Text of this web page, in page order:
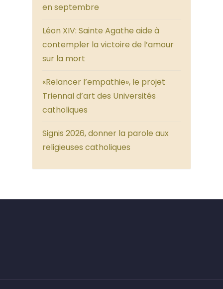
en septembre
Léon XIV: Sainte Agathe aide à
contempler la victoire de l’amour
sur la mort
«Relancer l’empathie», le projet
Triennal d’art des Universités
catholiques
Signis 2026, donner la parole aux
religieuses catholiques